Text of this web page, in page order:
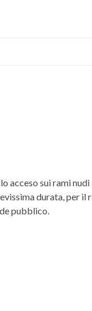
acceso sui rami
durata, per il
pubblico.